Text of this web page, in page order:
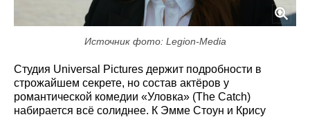
Источник фото: Legion-Media
Студия Universal Pictures держит подробности в
строжайшем секрете, но состав актёров у
романтической комедии «Уловка» (The Catch)
набирается всё солиднее. К Эмме Стоун и Крису